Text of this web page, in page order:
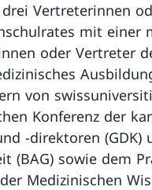
Vertreterinnen
mit einer
oder Vertreter
von
Konferenz der
-direktoren (GDK)
(BAG) sowie dem
Medizinischen